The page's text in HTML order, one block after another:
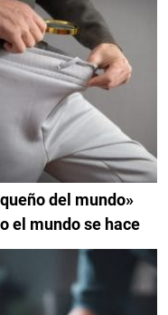
del mundo»
el mundo se hace